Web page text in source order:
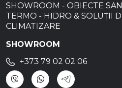
SHOWROOM - OBIECTE
TERMO - HIDRO & SOLUȚII
CLIMATIZARE
SHOWROOM
+373 79 02 02 06